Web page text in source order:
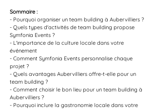
Sommaire :
- Pourquoi organiser un team building à Aubervilliers ?
- Quels types d'activités de team building propose
Symfonia Events ?
- L'importance de la culture locale dans votre
événement
- Comment Symfonia Events personnalise chaque
projet ?
- Quels avantages Aubervilliers offre-t-elle pour un
team building ?
- Comment choisir le bon lieu pour un team building à
Aubervilliers ?
- Pourquoi inclure la gastronomie locale dans votre